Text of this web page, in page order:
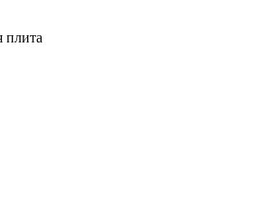
плита